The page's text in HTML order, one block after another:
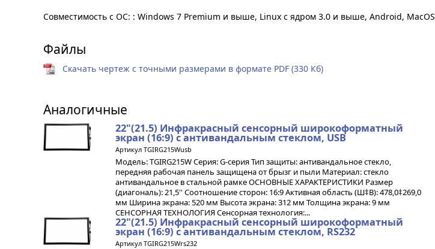
Совместимость с ОС: : Windows 7 Premium и выше, Linux с ядром 3.0 и выше, Android, MacOS
Файлы
Скачать чертеж с точными размерами в формате PDF (330 Кб)
Аналогичные
22"(21.5) Инфракрасный сенсорный широкоформатный
экран (16:9) с антивандальным стеклом, USB
Артикул TGIRG215Wusb
Модель: TGIRG215W Серия: G-серия Тип защиты: антивандальное стекло,
передняя рабочая панель защищена от брызг и пыли Материал: стекло
антивандальное в стальной рамке ОСНОВНЫЕ ХАРАКТЕРИСТИКИ Размер
(диагональ): 21,5'' Соотношение сторон: 16:9 Активная область (Ш‡В): 478,0‡269,0
мм Ширина экрана: 520 мм Высота экрана: 312 мм Толщина экрана: 9 мм
СЕНСОРНАЯ ТЕХНОЛОГИЯ Сенсорная технология:...
22"(21.5) Инфракрасный сенсорный широкоформатный
экран (16:9) с антивандальным стеклом, RS232
Артикул TGIRG215Wrs232